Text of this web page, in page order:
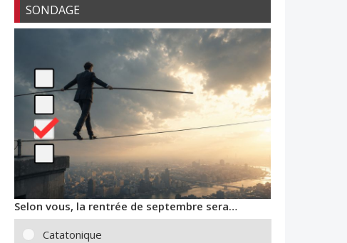
SONDAGE
Selon vous, la rentrée de septembre sera…
Catatonique